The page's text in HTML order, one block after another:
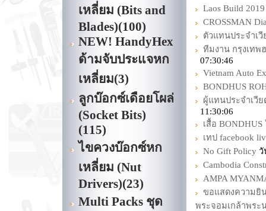
เหลี่ยม (Bits and
Blades)(100)
NEW! HandyHex
ด้ามจับประแจหก
เหลี่ยม(3)
ลูกบ๊อกซ์เดือยโผล่
(Socket Bits)
(115)
ไขควงบ๊อกซ์หก
เหลี่ยม (Nut
Drivers)(23)
Multi Packs ชุด
Laos Build 2019
CROSSMAN
ตัวแทนประจำเ
ทีมงาน กรุงเทพ
07:30:46
Vietnam Auto
BONDHUS
ผู้แทนประจำเวี
11:30:06
เสื้อ
เทป facebook
No Gift Policy วั
Cambodia
AMPA
ขอแสดงความยิ
พระจอมเกล้าพระ